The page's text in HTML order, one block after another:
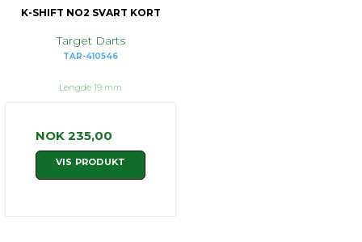
K-SHIFT NO2 SVART KORT
Target Darts
TAR-410546
Lengde 19 mm
NOK 235,00
VIS PRODUKT